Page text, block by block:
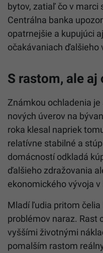
bytov, zatiaľ čo v marci
Centrálna banka
opatrnejšie a kupujúci
očakávaniach ďalšieho
S rastom, ale
Známkou ochladenia
nových úverov na
roka klesal napriek
relatívne stabilné a
domácností odkladá
ďalšieho zdražovania
ekonomického vývoja v
Mladí ľudia pritom
problémov naraz. Rast
vyššími životnými
pomalším rastom